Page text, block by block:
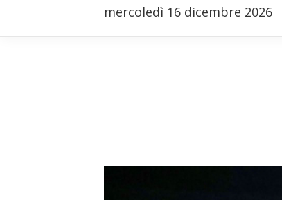
mercoledì 16 dicembre 2026